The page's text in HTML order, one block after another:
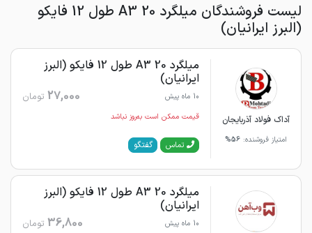
لیست فروشندگان میلگرد 20 A3 طول 12 فایکو
(البرز ایرانیان)
آداک فولاد آذربایجان
امتیاز فروشنده: 56%
میلگرد 20 A3 طول 12 فایکو (البرز
ایرانیان)
10 ماه پیش 27,000 تومان
قیمت ممکن است به‌روز نباشد
تماس گفتگو
میلگرد 20 A3 طول 12 فایکو (البرز
ایرانیان)
10 ماه پیش 36,800 تومان